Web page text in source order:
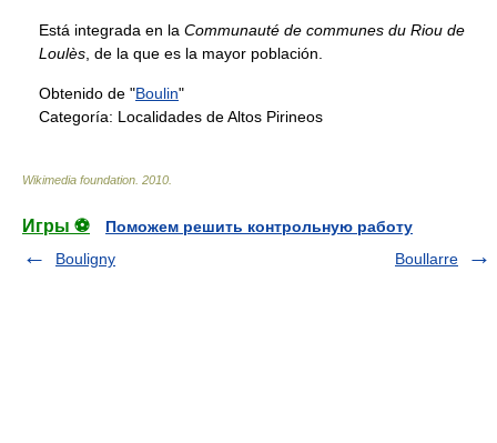
Está integrada en la Communauté de communes du Riou de
Loulès , de la que es la mayor población.
Obtenido de "Boulin"
Categoría: Localidades de Altos Pirineos
Wikimedia foundation 2010
Игры ⚽
Поможем решить контрольную работу
Bouligny
Boullarre